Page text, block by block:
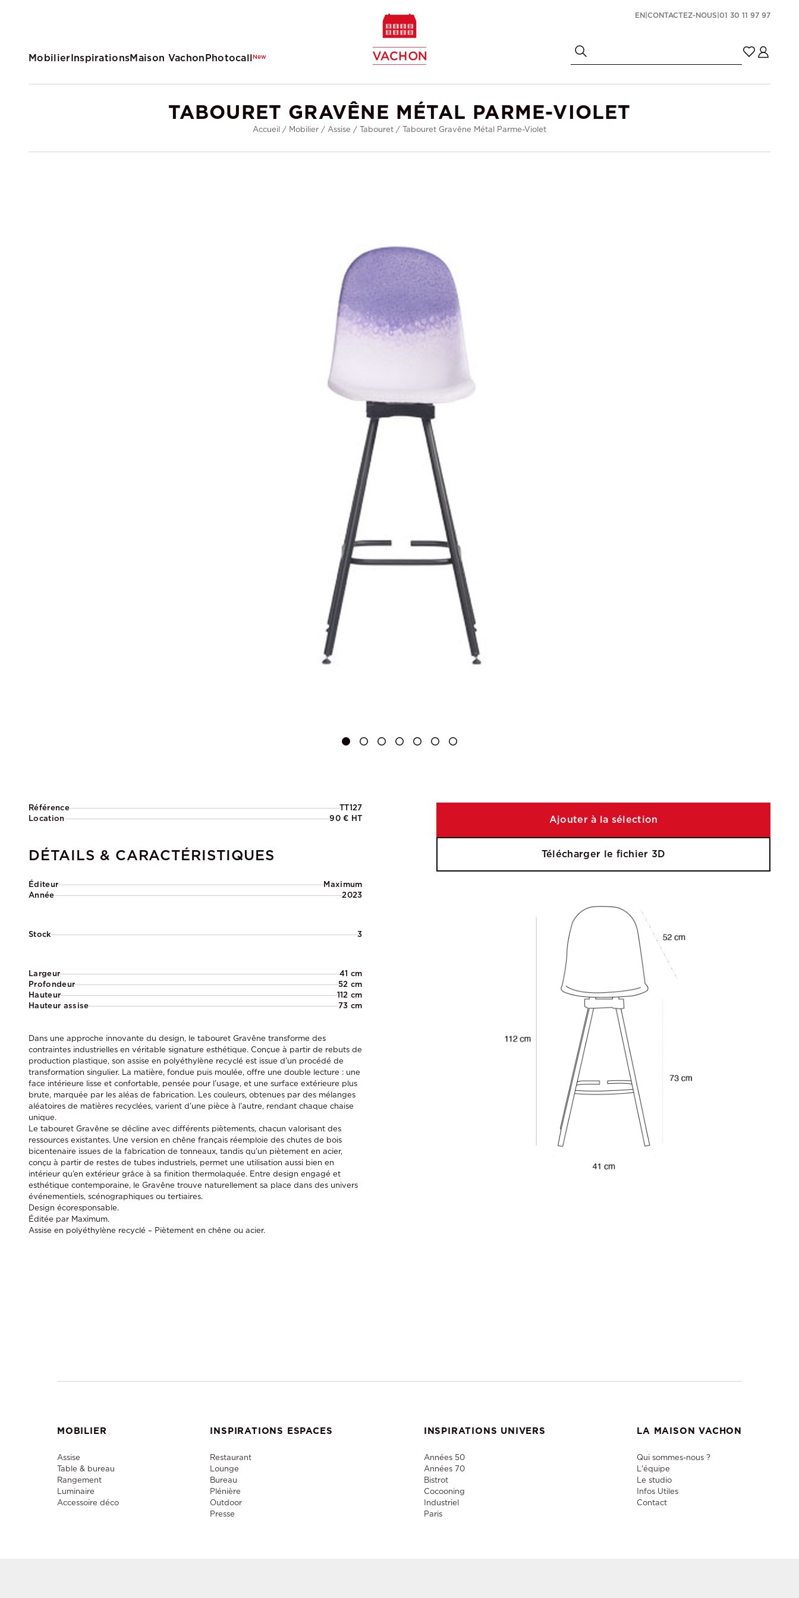
MobilierInspirationsMaison VachonPhotocallNew
EN CONTACTEZ-NOUS 01 30 11 97 97
TABOURET GRAVÊNE MÉTAL PARME-VIOLET
Accueil / Mobilier / Assise / Tabouret / Tabouret Gravêne Métal Parme-Violet
Référence
TT127
Location
90 € HT
DÉTAILS & CARACTÉRISTIQUES
Éditeur
Maximum
Année
2023
Stock 3
Largeur
41 cm
Profondeur
52 cm
Hauteur
112 cm
Hauteur assise
73 cm
Dans une approche innovante du design, le tabouret Gravêne transforme des
contraintes industrielles en véritable signature esthétique. Conçue à partir de rebuts de
production plastique, son assise en polyéthylène recyclé est issue d’un procédé de
transformation singulier. La matière, fondue puis moulée, offre une double lecture : une
face intérieure lisse et confortable, pensée pour l’usage, et une surface extérieure plus
brute, marquée par les aléas de fabrication. Les couleurs, obtenues par des mélanges
aléatoires de matières recyclées, varient d’une pièce à l’autre, rendant chaque chaise
unique.
Le tabouret Gravêne se décline avec différents piètements, chacun valorisant des
ressources existantes. Une version en chêne français réemploie des chutes de bois
bicentenaire issues de la fabrication de tonneaux, tandis qu’un piètement en acier,
conçu à partir de restes de tubes industriels, permet une utilisation aussi bien en
intérieur qu’en extérieur grâce à sa finition thermolaquée. Entre design engagé et
esthétique contemporaine, le Gravêne trouve naturellement sa place dans des univers
événementiels, scénographiques ou tertiaires.
Design écoresponsable.
Éditée par Maximum.
Assise en polyéthylène recyclé – Piètement en chêne ou acier.
Ajouter à la sélection
Télécharger le fichier 3D
MOBILIER
Assise
Table & bureau
Rangement
Luminaire
Accessoire déco
INSPIRATIONS ESPACES
Restaurant
Lounge
Bureau
Plénière
Outdoor
Presse
INSPIRATIONS UNIVERS
Années 50
Années 70
Bistrot
Cocooning
Industriel
Paris
LA MAISON VACHON
Qui sommes-nous ?
L'équipe
Le studio
Infos Utiles
Contact